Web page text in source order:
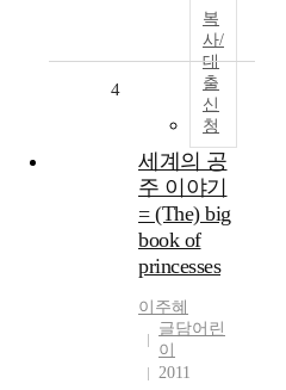
복
사/
대
출
신
청
4
세계의 공
주 이야기
= (The) big
book of
princesses
이주혜
글담어린
이
2011